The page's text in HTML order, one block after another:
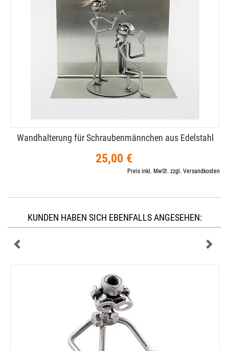
Wandhalterung für Schraubenmännchen aus Edelstahl
25,00 €
Preis inkl. MwSt. zzgl. Versandkosten
KUNDEN HABEN SICH EBENFALLS ANGESEHEN: